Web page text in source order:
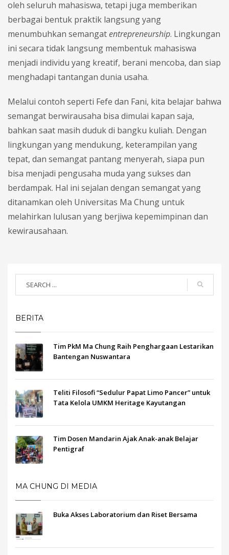
oleh seluruh mahasiswa, tetapi juga memberikan
berbagai bentuk praktik langsung yang
menumbuhkan semangatentrepreneurship. Lingkungan
ini secara tidak langsung membentuk mahasiswa
menjadi individu yang kreatif, berani mencoba, dan siap
menghadapi tantangan dunia usaha.
Melalui contoh seperti Fefe dan Fani, kita belajar bahwa
semangat berwirausaha bisa dimulai kapan saja,
bahkan saat masih duduk di bangku kuliah. Dengan
lingkungan yang mendukung, keterampilan yang
tepat, dan semangat pantang menyerah, siapa pun
bisa menjadi pengusaha muda yang sukses dan
berdampak. Hal ini sejalan dengan semangat yang
ditanamkan oleh Universitas Ma Chung untuk
melahirkan lulusan yang berjiwa kepemimpinan dan
kewirausahaan.
BERITA
Tim PkM Ma Chung Raih Penghargaan Lestarikan
Bantengan Nuswantara
Teliti Filosofi “Sedulur Papat Limo Pancer” untuk
Tata Kelola UMKM Heritage Kayutangan
Tim Dosen Mandarin Ajak Anak-anak Belajar
Pentigraf
MA CHUNG DI MEDIA
Buka Akses Laboratorium dan Riset Bersama